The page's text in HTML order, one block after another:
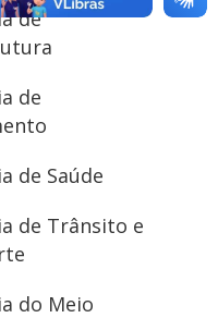
de
de
de Saúde
de Trânsito e
do Meio